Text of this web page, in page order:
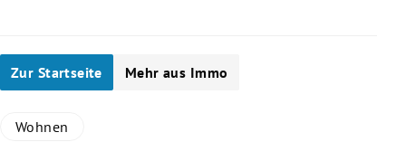
Zur Startseite Mehr aus Immo
Wohnen